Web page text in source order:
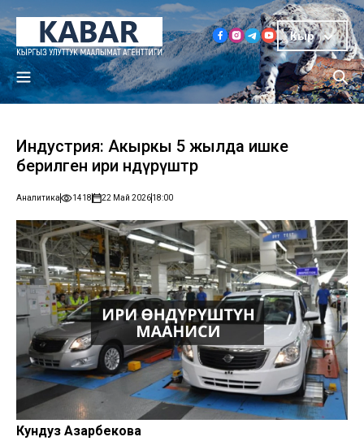
Кыр
Индустрия: Акыркы 5 жылда ишке
берилген ири өндүрүштөр
Аналитика 1418 22 Май 202618:00
Кундуз Азарбекова